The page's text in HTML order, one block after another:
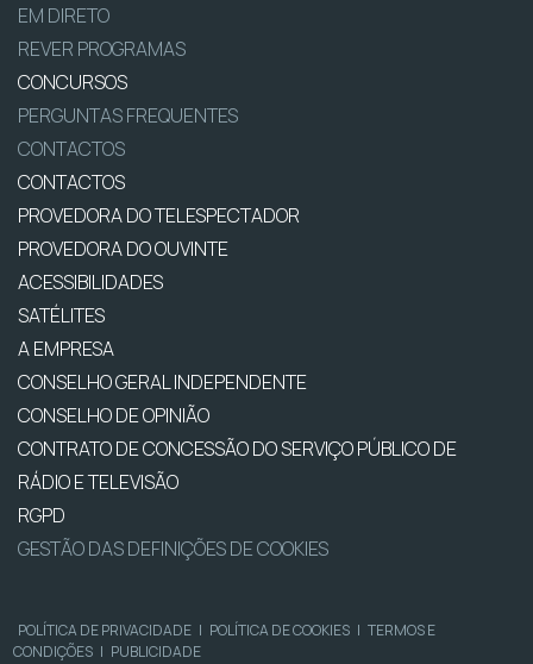
EM DIRETO
REVER PROGRAMAS
CONCURSOS
PERGUNTAS FREQUENTES
CONTACTOS
CONTACTOS
PROVEDORA DO TELESPECTADOR
PROVEDORA DO OUVINTE
ACESSIBILIDADES
SATÉLITES
A EMPRESA
CONSELHO GERAL INDEPENDENTE
CONSELHO DE OPINIÃO
CONTRATO DE CONCESSÃO DO SERVIÇO PÚBLICO DE
RÁDIO E TELEVISÃO
RGPD
GESTÃO DAS DEFINIÇÕES DE COOKIES
POLÍTICA DE PRIVACIDADE | POLÍTICA DE COOKIES | TERMOS E
CONDIÇÕES | PUBLICIDADE